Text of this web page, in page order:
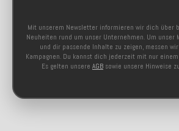
Mit unserem Newsletter informieren wir dich über
Neuheiten rund um unser Unternehmen. Um unser
und dir passende Inhalte zu zeigen, messen
Kampagnen. Du kannst dich jederzeit mit nur
Es gelten unsere AGB sowie unsere Hinweise